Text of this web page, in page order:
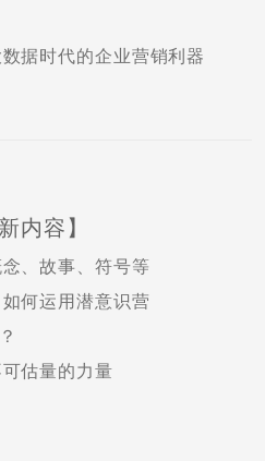
据时代的企业营销利器
内容】
、故事、符号等
何运用潜意识营
估量的力量